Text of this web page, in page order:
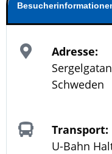
Adresse:
Schweden
Transport:
U-Bahn